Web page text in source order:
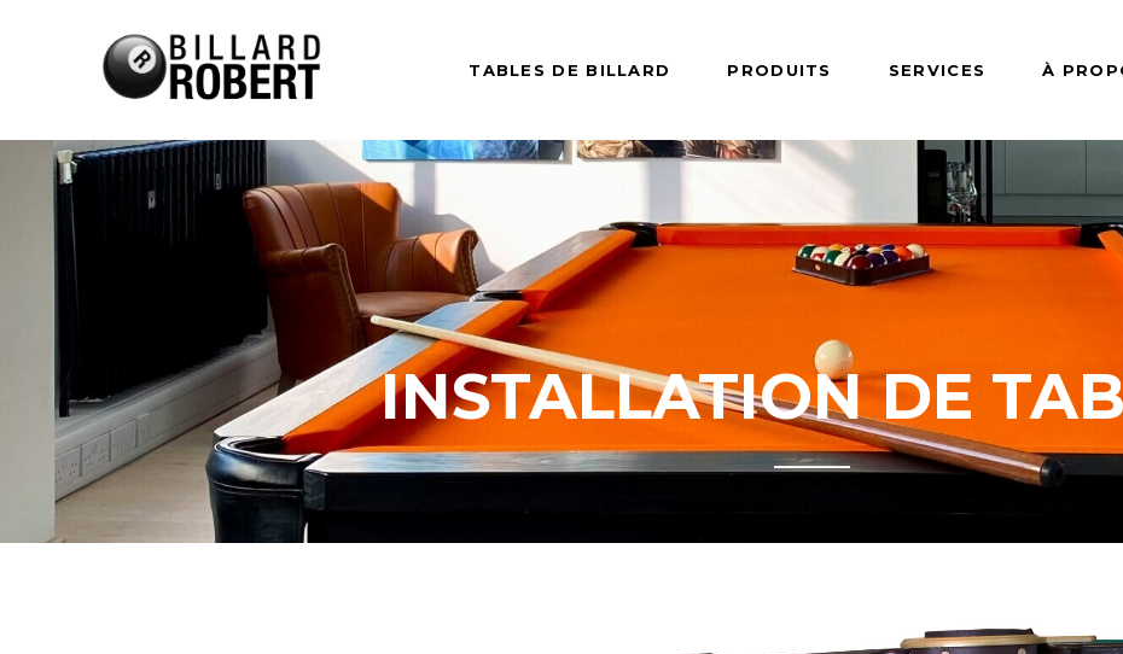
TABLES DE BILLARD PRODUITS SERVICES À
Que vous soyez passionné
de billard ou adepte des
jeux entre amis, nous avons
tout ce qu'il vous faut pour
transformer votre espace
en un véritable lieu de
rassemblement.
TABLES DE BILLARD
Tables de billard de 7 pieds
Tables de billard de 8 pieds
Tables de billard de 9 pieds
Tables de billard/snooker de
10 pieds et plus
Autres
Jeux de dards
Table de ping pong
ACCESSOIRES
Accessoires pour
pong
INSTALLATION DE
–––